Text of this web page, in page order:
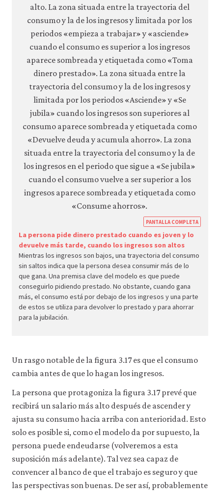
PANTALLA COMPLETA
La persona pide dinero prestado cuando es joven y lo
devuelve más tarde, cuando los ingresos son altos
Mientras los ingresos son bajos, una trayectoria del consumo
sin saltos indica que la persona desea consumir más de lo
que gana. Una premisa clave del modelo es que puede
conseguirlo pidiendo prestado. No obstante, cuando gana
más, el consumo está por debajo de los ingresos y una parte
de estos se utiliza para devolver lo prestado y para ahorrar
para la jubilación.
Un rasgo notable de la figura 3.17 es que el consumo
cambia antes de que lo hagan los ingresos.
La persona que protagoniza la figura 3.17 prevé que
recibirá un salario más alto después de ascender y
ajusta su consumo hacia arriba con anterioridad. Esto
solo es posible si, como el modelo da por supuesto, la
persona puede endeudarse (volveremos a esta
suposición más adelante). Tal vez sea capaz de
convencer al banco de que el trabajo es seguro y que
las perspectivas son buenas. De ser así, probablemente